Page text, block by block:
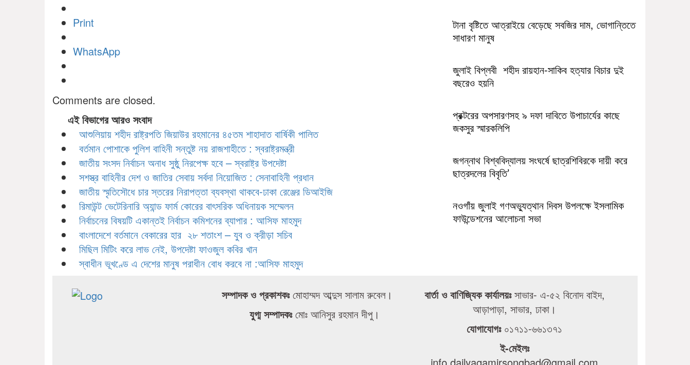
Print
WhatsApp
Comments are closed.
এই বিভাগের আরও সংবাদ
আশুলিয়ায় শহীদ রাষ্ট্রপতি জিয়াউর রহমানের ৪৫তম শাহাদাত বার্ষিকী পালিত
বর্তমান পোশাকে পুলিশ বাহিনী সন্তুষ্ট নয় রাজশাহীতে : স্বরাষ্ট্রমন্ত্রী
জাতীয় সংসদ নির্বাচন অনাধ সুষ্ঠু নিরপেক্ষ হবে – স্বরাষ্ট্র উপদেষ্টা
সশস্ত্র বাহিনীর দেশ ও জাতির সেবায় সর্বদা নিয়োজিত : সেনাবাহিনী প্রধান
জাতীয় স্মৃতিসৌধে চার স্তরের নিরাপত্তা ব্যবস্থা থাকবে-ঢাকা রেঞ্জের ডিআইজি
রিমাউন্ট ভেটেরিনারি অ্যান্ড ফার্ম কোরের বাৎসরিক অধিনায়ক সম্মেলন
নির্বাচনের বিষয়টি একান্তই নির্বাচন কমিশনের ব্যাপার : আসিফ মাহমুদ
বাংলাদেশে বর্তমানে বেকারের হার ২৮ শতাংশ – যুব ও ক্রীড়া সচিব
মিছিল মিটিং করে লাভ নেই, উপদেষ্টা ফাওজুল কবির খান
স্বাধীন ভূখণ্ডে এ দেশের মানুষ পরাধীন বোধ করবে না :আসিফ মাহমুদ
টানা বৃষ্টিতে আত্রাইয়ে বেড়েছে সবজির দাম, ভোগান্তিতে
সাধারণ মানুষ
জুলাই বিপ্লবী শহীদ রায়হান-সাকিব হত্যার বিচার দুই
বছরেও হয়নি
প্রক্টরের অপসারণসহ ৯ দফা দাবিতে উপাচার্যের কাছে
জকসুর স্মারকলিপি
জগন্নাথ বিশ্ববিদ্যালয় সংঘর্ষে ছাত্রশিবিরকে দায়ী করে
ছাত্রদলের বিবৃতি’
নওগাঁয় জুলাই গণঅভ্যুত্থান দিবস উপলক্ষে ইসলামিক
ফাউন্ডেশনের আলোচনা সভা
সম্পাদক ও প্রকাশকঃমোহাম্মদ আব্দুস সালাম রুবেল।
যুগ্ম সম্পাদকঃমোঃ আনিসুর রহমান দীপু।
বার্তা ও বাণিজ্যিক কার্যালয়ঃসাভার- এ-৫২ বিনোদ বাইদ,
আড়াপাড়া, সাভার, ঢাকা।
যোগাযোগঃ০১৭১১-৬৬১৩৭১
ই-মেইলঃ
info.dailyagamirsongbad@gmail.com